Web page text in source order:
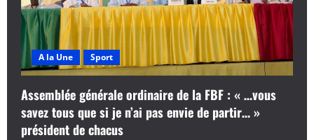
A la Une Sport
Assemblée générale ordinaire de la FBF : « …vous
savez tous que si je n’ai pas envie de partir… »
président de chacus